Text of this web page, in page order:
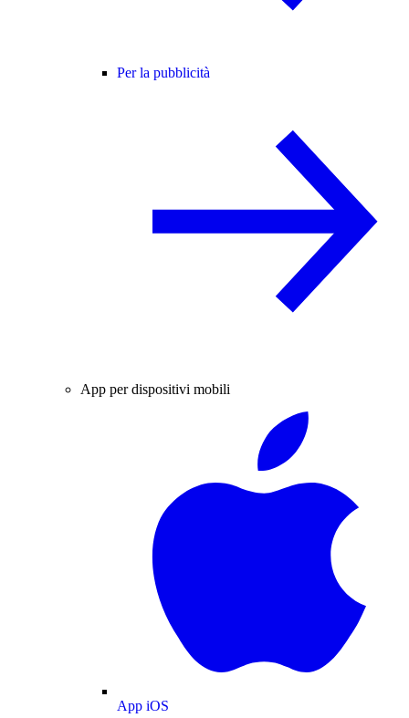
Per la pubblicità
App per dispositivi mobili
App iOS